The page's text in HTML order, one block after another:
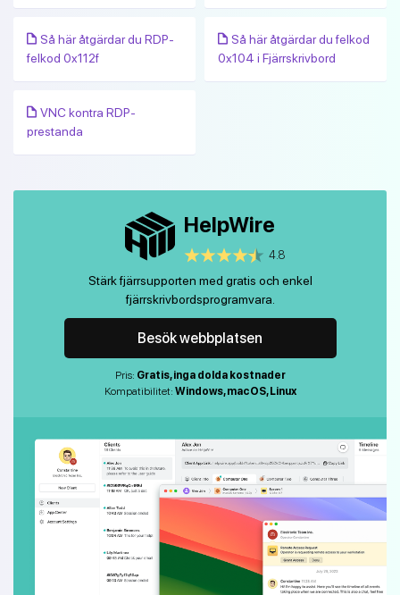
Så här åtgärdar du RDP-
felkod 0x112f
Så här åtgärdar du felkod
0x104 i Fjärrskrivbord
VNC kontra RDP-
prestanda
HelpWire
4.8
Stärk fjärrsupporten med gratis och enkel
fjärrskrivbordsprogramvara.
Besök webbplatsen
Pris: Gratis, inga dolda kostnader
Kompatibilitet: Windows, macOS, Linux